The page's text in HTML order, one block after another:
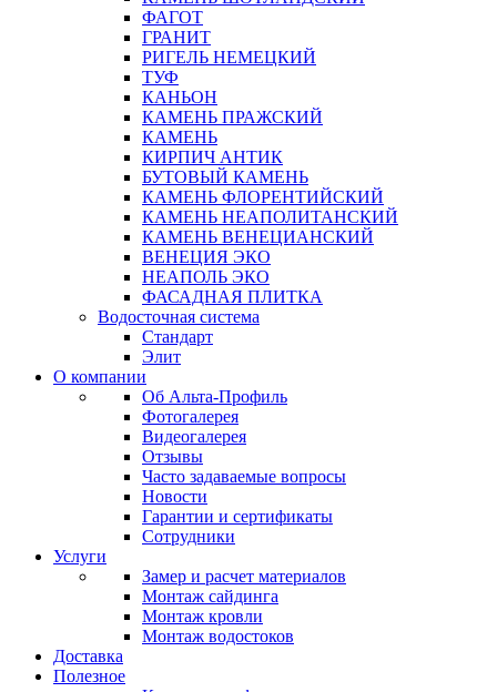
ФАГОТ
ГРАНИТ
РИГЕЛЬ НЕМЕЦКИЙ
ТУФ
КАНЬОН
КАМЕНЬ ПРАЖСКИЙ
КАМЕНЬ
КИРПИЧ АНТИК
БУТОВЫЙ КАМЕНЬ
КАМЕНЬ ФЛОРЕНТИЙСКИЙ
КАМЕНЬ НЕАПОЛИТАНСКИЙ
КАМЕНЬ ВЕНЕЦИАНСКИЙ
ВЕНЕЦИЯ ЭКО
НЕАПОЛЬ ЭКО
ФАСАДНАЯ ПЛИТКА
Водосточная система
Стандарт
Элит
О компании
Об Альта-Профиль
Фотогалерея
Видеогалерея
Отзывы
Часто задаваемые вопросы
Новости
Гарантии и сертификаты
Сотрудники
Услуги
Замер и расчет материалов
Монтаж сайдинга
Монтаж кровли
Монтаж водостоков
Доставка
Полезное